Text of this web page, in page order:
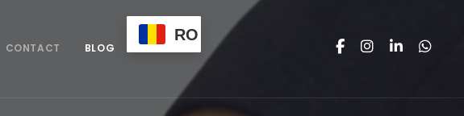
CONTACT BLOG
RO